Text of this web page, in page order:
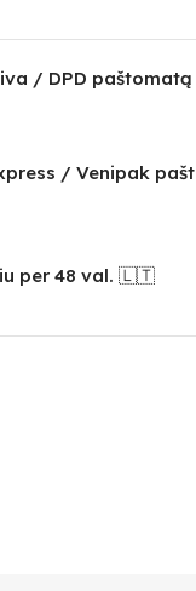
/ DPD paštomatą
/ Venipak
per 48 val. 🇱🇹